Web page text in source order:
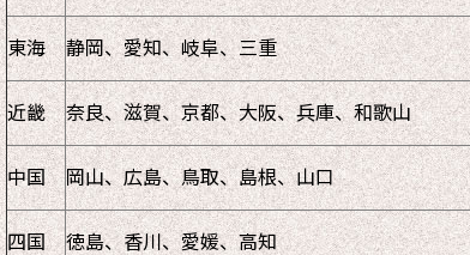
東海 静岡、愛知、岐阜、三重
近畿 奈良、滋賀、京都、大阪、兵庫、和歌山
中国 岡山、広島、鳥取、島根、山口
四国 徳島、香川、愛媛、高知